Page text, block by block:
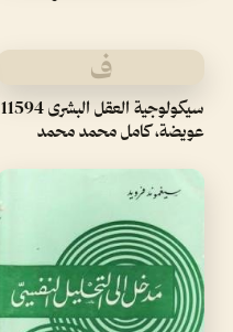
ف
سيكولوجية العقل البشرى 11594
عويضة، كامل محمد محمد